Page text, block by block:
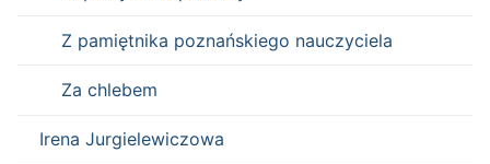
Z pamiętnika poznańskiego nauczyciela
Za chlebem
Irena Jurgielewiczowa